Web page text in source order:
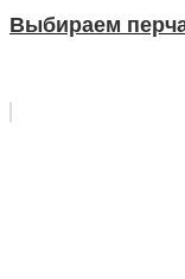
Выбираем